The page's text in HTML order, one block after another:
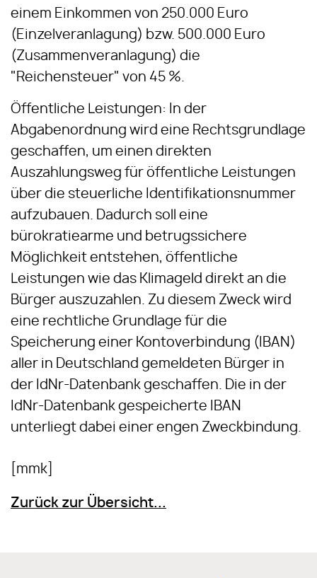
einem Einkommen von 250.000 Euro
(Einzelveranlagung) bzw. 500.000 Euro
(Zusammenveranlagung) die
"Reichensteuer" von 45 %.
Öffentliche Leistungen: In der
Abgabenordnung wird eine Rechtsgrundlage
geschaffen, um einen direkten
Auszahlungsweg für öffentliche Leistungen
über die steuerliche Identifikationsnummer
aufzubauen. Dadurch soll eine
bürokratiearme und betrugssichere
Möglichkeit entstehen, öffentliche
Leistungen wie das Klimageld direkt an die
Bürger auszuzahlen. Zu diesem Zweck wird
eine rechtliche Grundlage für die
Speicherung einer Kontoverbindung (IBAN)
aller in Deutschland gemeldeten Bürger in
der IdNr-Datenbank geschaffen. Die in der
IdNr-Datenbank gespeicherte IBAN
unterliegt dabei einer engen Zweckbindung.
[mmk]
Zurück zur Übersicht...